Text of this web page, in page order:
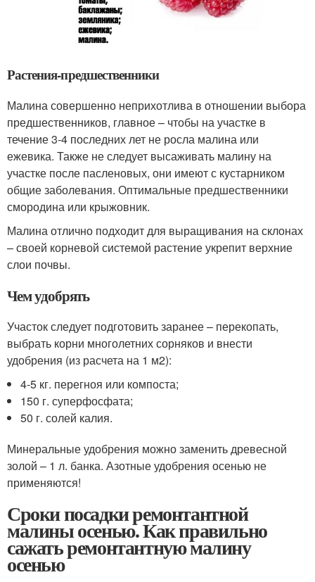
Растения-предшественники
Малина совершенно неприхотлива в отношении выбора
предшественников, главное – чтобы на участке в
течение 3-4 последних лет не росла малина или
ежевика. Также не следует высаживать малину на
участке после пасленовых, они имеют с кустарником
общие заболевания. Оптимальные предшественники
смородина или крыжовник.
Малина отлично подходит для выращивания на склонах
– своей корневой системой растение укрепит верхние
слои почвы.
Чем удобрять
Участок следует подготовить заранее – перекопать,
выбрать корни многолетних сорняков и внести
удобрения (из расчета на 1 м2):
4-5 кг. перегноя или компоста;
150 г. суперфосфата;
50 г. солей калия.
Минеральные удобрения можно заменить древесной
золой – 1 л. банка. Азотные удобрения осенью не
применяются!
Сроки посадки ремонтантной
малины осенью. Как правильно
сажать ремонтантную малину
осенью